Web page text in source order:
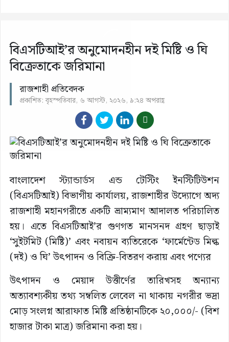
বিএসটিআই’র অনুমোদনহীন দই মিষ্টি ও ঘি
বিক্রেতাকে জরিমানা
রাজশাহী প্রতিবেদক
প্রকাশিত: বৃহস্পতিবার, ৬ আগস্ট, ২০২৬, ৯:২৪ অপরাহ্ণ
বাংলাদেশ স্ট্যান্ডার্ডস এন্ড টেস্টিং ইনস্টিটিউশন
(বিএসটিআই) বিভাগীয় কার্যালয়, রাজশাহীর উদ্যোগে অদ্য
রাজশাহী মহানগরীতে একটি ভ্রাম্যমাণ আদালত পরিচালিত
হয়। এতে বিএসটিআই’র গুণগত মানসনদ গ্রহণ ছাড়াই
‘সুইটমিট (মিষ্টি)’ এবং নবায়ন ব্যতিরেকে ‘ফার্মেন্টেড মিল্ক
(দই) ও ঘি’ উৎপাদন ও বিক্রি-বিতরণ করায় এবং পণ্যের
উৎপাদন ও মেয়াদ উত্তীর্ণের তারিখসহ অন্যান্য
অত্যাবশ্যকীয় তথ্য সম্বলিত লেবেল না থাকায় নগরীর ভদ্রা
মোড় সংলগ্ন আরাফাত মিষ্টি প্রতিষ্ঠানটিকে ২০,০০০/- (বিশ
হাজার টাকা মাত্র) জরিমানা করা হয়।